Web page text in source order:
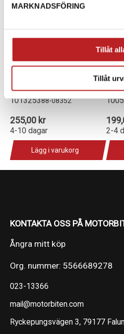
MARKNADSFÖRING
Tillåt
Tillåt
Nitsats till skidhandtag
101325388-08352
255,00 kr
4-10 dagar
Lägg i varukorg
2-4
KONTAKTA OSS PÅ
Ångra mitt köp
Org. nummer: 5566689278
023-13366
mail@motorbiten.com
Ryckepungsvägen 3, 79177